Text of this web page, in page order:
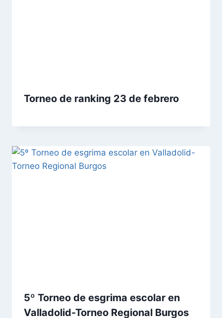
Torneo de ranking 23 de febrero
5º Torneo de esgrima escolar en
Valladolid-Torneo Regional Burgos